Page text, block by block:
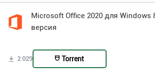
Microsoft Office 2020 для Windows
версия
2 029 Torrent